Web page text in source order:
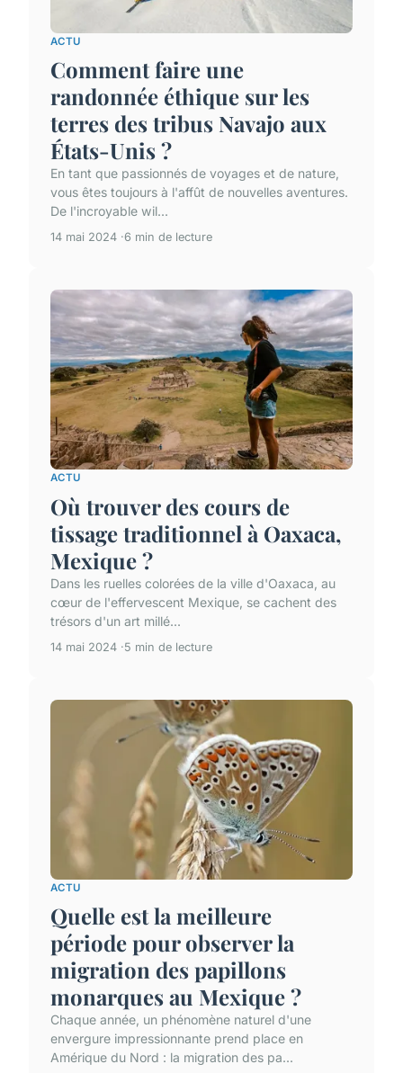
ACTU
Comment faire une
randonnée éthique sur les
terres des tribus Navajo aux
États-Unis ?
En tant que passionnés de voyages et de nature,
vous êtes toujours à l'affût de nouvelles aventures.
De l'incroyable wil...
14 mai 2024 6 min de lecture
ACTU
Où trouver des cours de
tissage traditionnel à Oaxaca,
Mexique ?
Dans les ruelles colorées de la ville d'Oaxaca, au
cœur de l'effervescent Mexique, se cachent des
trésors d'un art millé...
14 mai 2024 5 min de lecture
ACTU
Quelle est la meilleure
période pour observer la
migration des papillons
monarques au Mexique ?
Chaque année, un phénomène naturel d'une
envergure impressionnante prend place en
Amérique du Nord : la migration des pa...